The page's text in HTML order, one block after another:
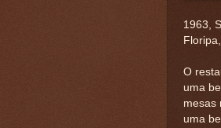
1963,
O
uma
mesas
uma